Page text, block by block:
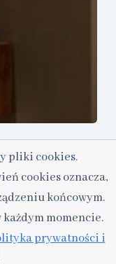
przedpokoju –
przez
pliki cookies.
cookies oznacza,
końcowym.
momencie.
prywatności i